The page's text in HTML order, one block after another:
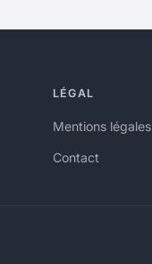
LÉGAL
Mentions légales
Contact